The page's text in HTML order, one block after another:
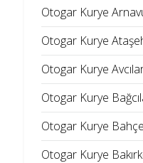
Otogar Kurye
Otogar Kurye
Otogar Kurye
Otogar Kurye
Otogar Kurye
Otogar Kurye